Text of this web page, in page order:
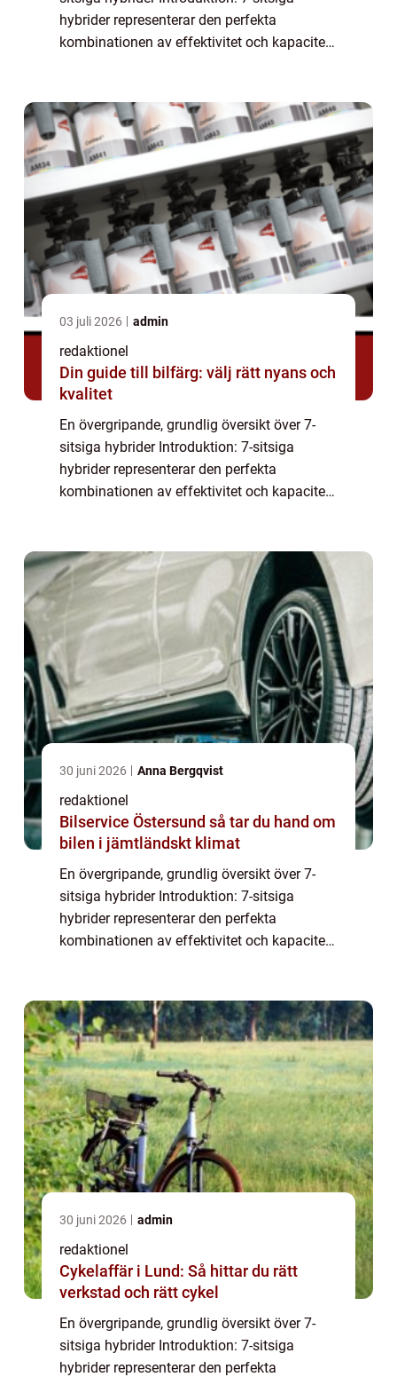
hybrider representerar den perfekta
kombinationen av effektivitet och kapacitet
o...
03 juli 2026 admin
redaktionel
Din guide till bilfärg: välj rätt nyans och
kvalitet
En övergripande, grundlig översikt över 7-
sitsiga hybrider Introduktion: 7-sitsiga
hybrider representerar den perfekta
kombinationen av effektivitet och kapacitet
o...
30 juni 2026 Anna Bergqvist
redaktionel
Bilservice Östersund så tar du hand om
bilen i jämtländskt klimat
En övergripande, grundlig översikt över 7-
sitsiga hybrider Introduktion: 7-sitsiga
hybrider representerar den perfekta
kombinationen av effektivitet och kapacitet
o...
30 juni 2026 admin
redaktionel
Cykelaffär i Lund: Så hittar du rätt
verkstad och rätt cykel
En övergripande, grundlig översikt över 7-
sitsiga hybrider Introduktion: 7-sitsiga
hybrider representerar den perfekta